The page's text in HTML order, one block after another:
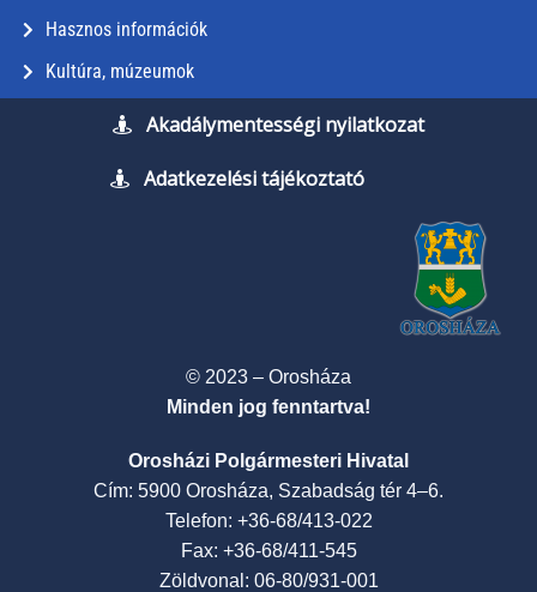
Hasznos információk
Kultúra, múzeumok
Akadálymentességi nyilatkozat
Adatkezelési tájékoztató
© 2023 – Orosháza
Minden jog fenntartva!
Orosházi Polgármesteri Hivatal
Cím: 5900 Orosháza, Szabadság tér 4–6.
Telefon: +36-68/413-022
Fax: +36-68/411-545
Zöldvonal: 06-80/931-001